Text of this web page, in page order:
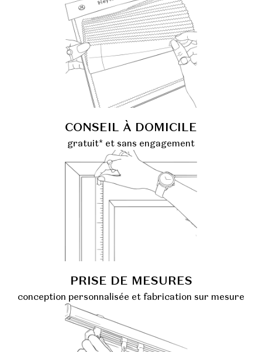
CONSEIL À DOMICILE
gratuit* et sans engagement
PRISE DE MESURES
conception personnalisée et fabrication sur mesure